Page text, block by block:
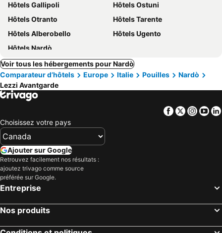
Hôtels Gallipoli
Hôtels Ostuni
Hôtels Otranto
Hôtels Tarente
Hôtels Alberobello
Hôtels Ugento
Hôtels Nardò
Voir tous les hébergements pour Nardò
Comparateur d’hôtels
Europe Italie Pouilles
Nardò
Lezzi Avantgarde
Facebook
Twitter
Choisissez votre pays
Ajouter sur Google
Retrouvez facilement nos résultats :
ajoutez trivago comme source
préférée sur Google.
Entreprise
Nos produits